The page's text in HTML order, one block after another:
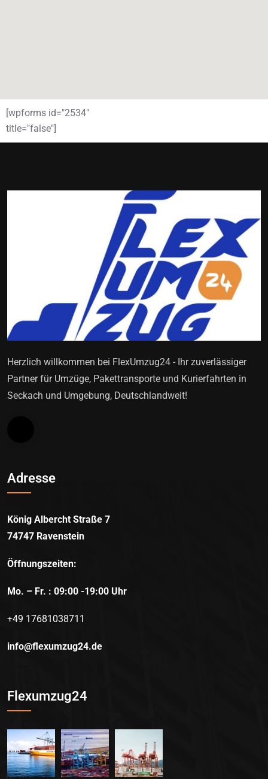
[wpforms id="2534"
title="false"]
Herzlich willkommen bei FlexUmzug24 - Ihr zuverlässiger
Partner für Umzüge, Pakettransporte und Kurierfahrten in
Seckach und Umgebung, Deutschlandweit!
Adresse
König Albercht Straße 7
74747 Ravenstein
Öffnungszeiten:
Mo. – Fr. : 09:00 -19:00 Uhr
+49 17681038711
info@flexumzug24.de
Flexumzug24